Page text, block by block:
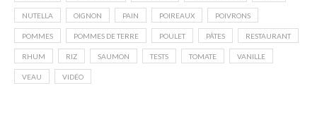
NUTELLA OIGNON PAIN POIREAUX POIVRONS
POMMES POMMES DE TERRE POULET PÂTES RESTAURANT
RHUM RIZ SAUMON TESTS TOMATE VANILLE
VEAU VIDÉO